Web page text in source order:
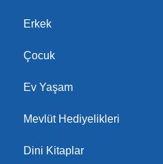
Erkek
Çocuk
Ev Yaşam
Mevlüt Hediyelikleri
Dini Kitaplar